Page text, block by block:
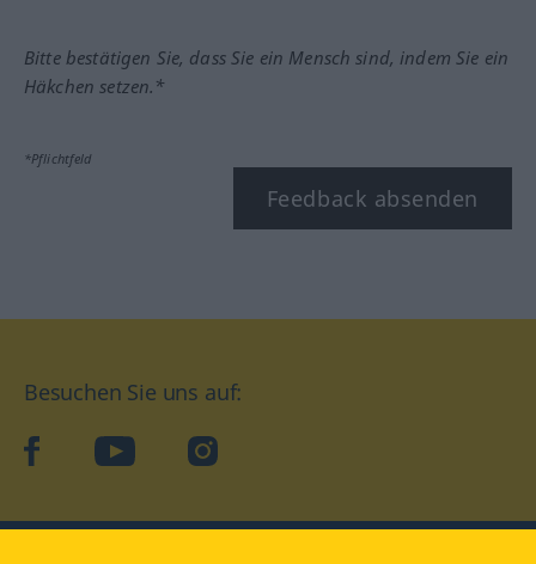
Bitte bestätigen Sie, dass Sie ein Mensch sind, indem Sie ein
Häkchen setzen.*
*Pflichtfeld
Feedback absenden
Besuchen Sie uns auf:
facebookYouTube Instagram